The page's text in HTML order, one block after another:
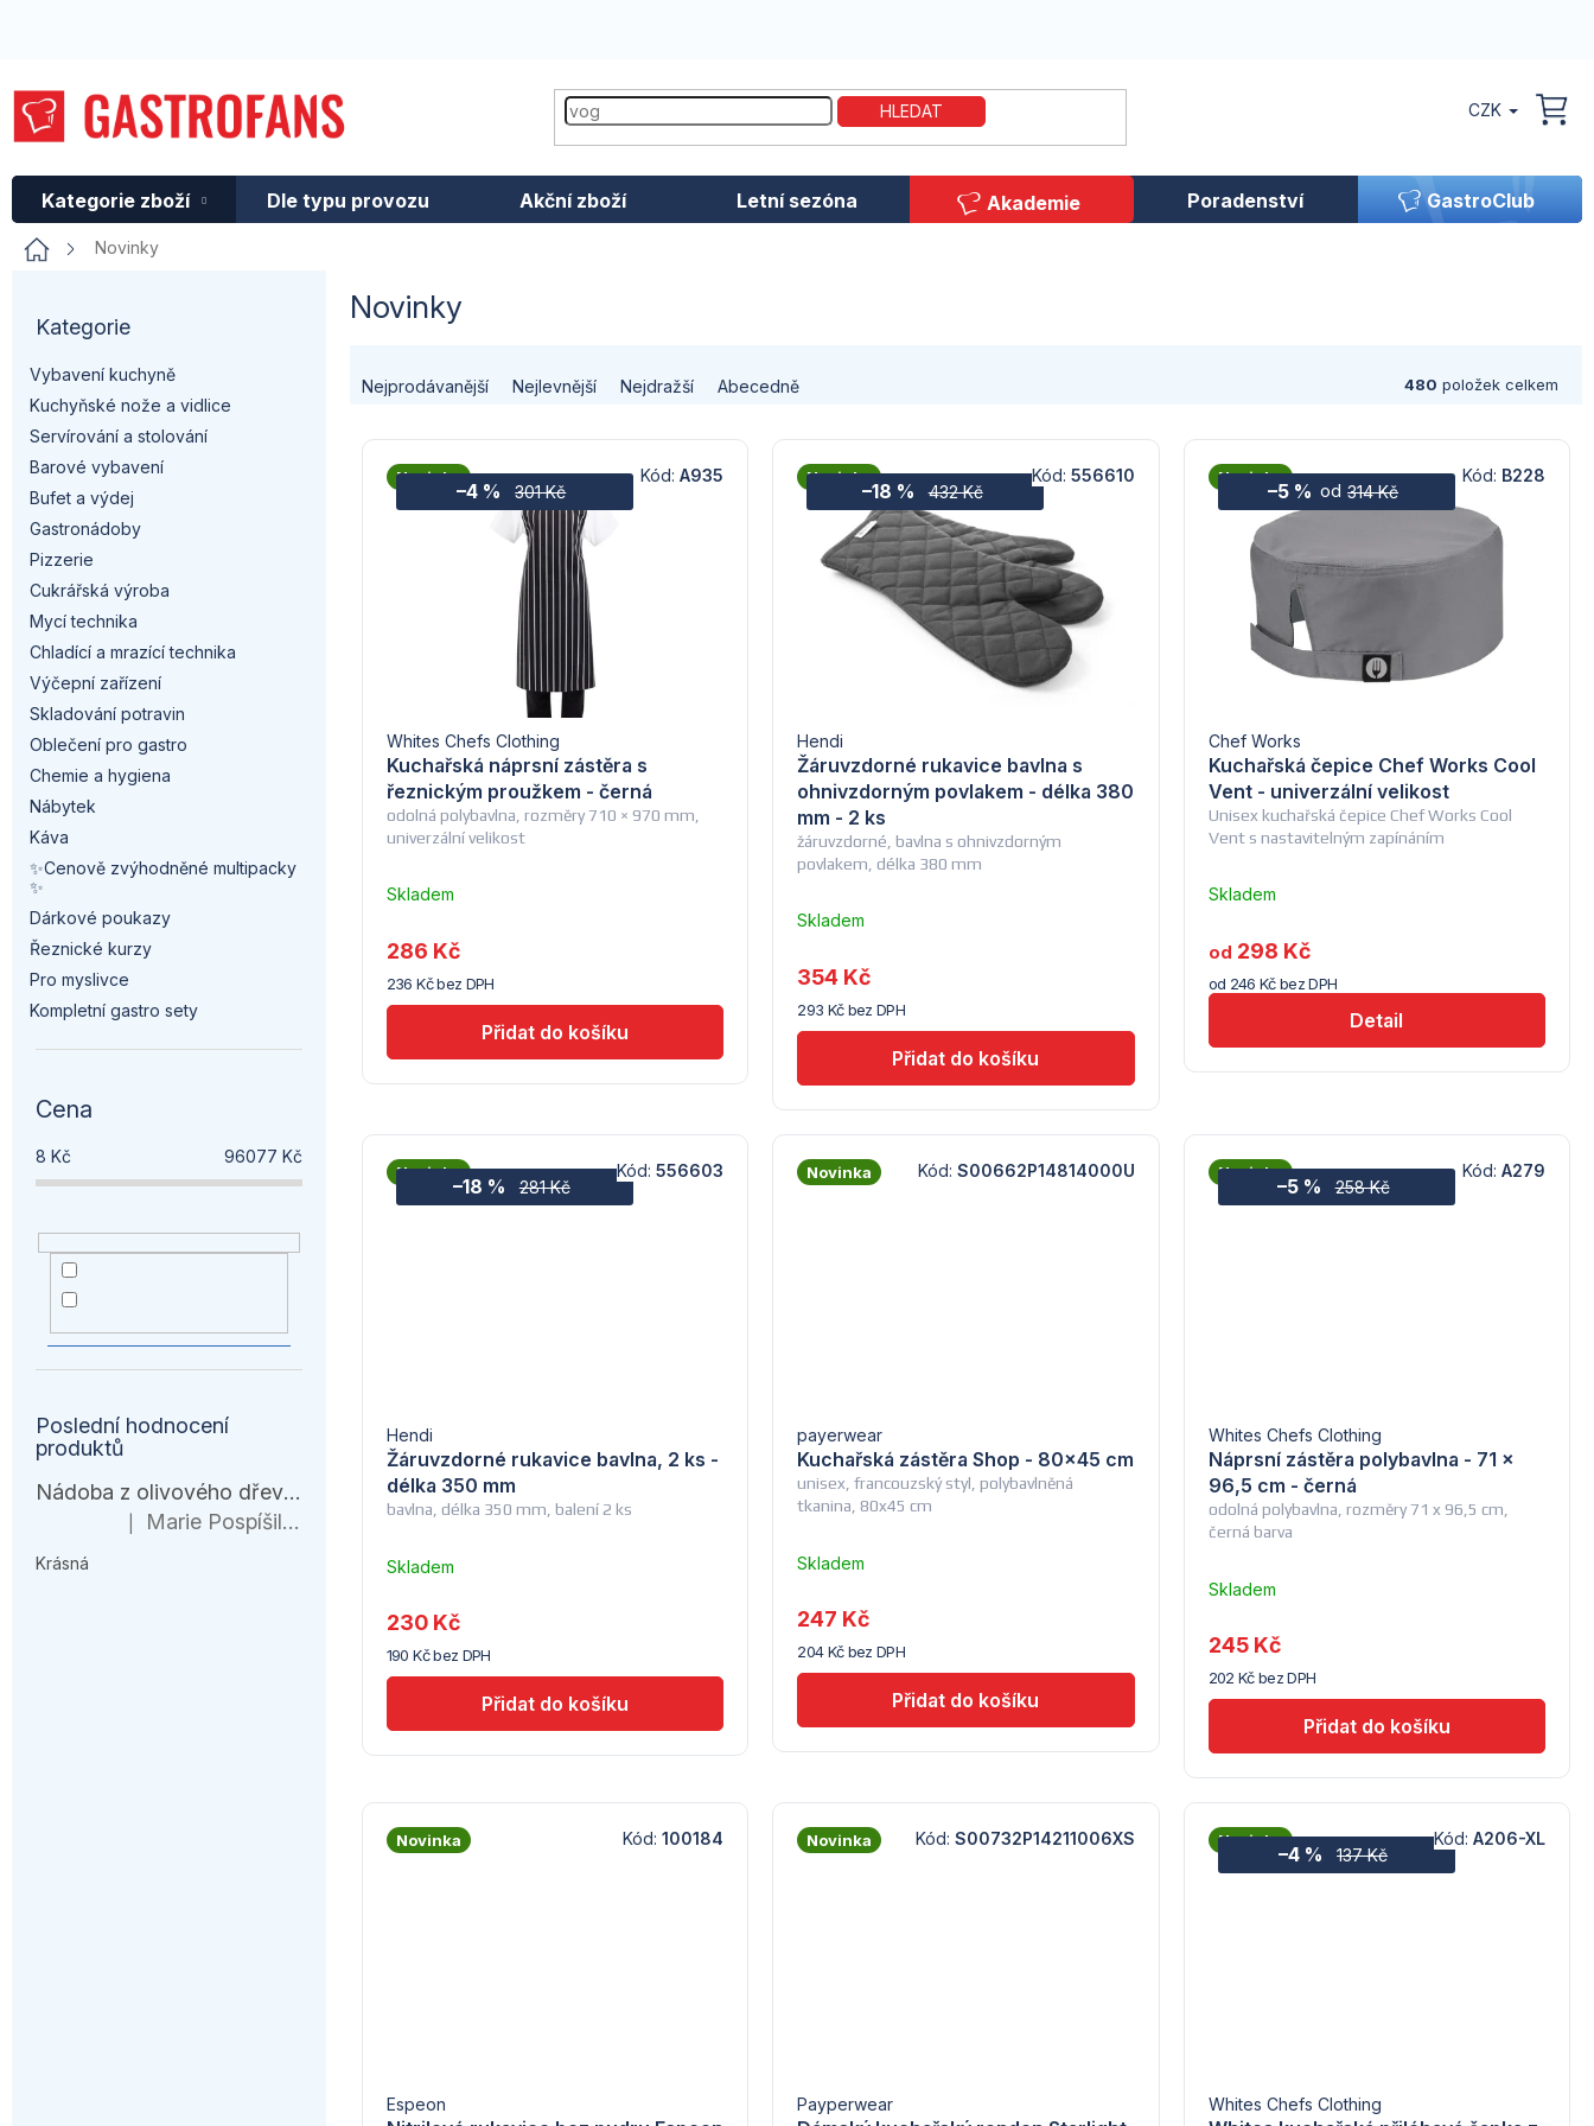
HLEDAT CZK
Kategorie zboží
Dle typu provozu Akční zboží Letní sezóna Akademie Poradenství GastroClub
Domů Novinky
Přeskočit
Kategorie
Vybavení kuchyně
Kuchyňské nože a vidlice
Servírování a stolování
Barové vybavení
Bufet a výdej
Gastronádoby
Pizzerie
Cukrářská výroba
Mycí technika
Chladící a mrazící technika
Výčepní zařízení
Skladování potravin
Oblečení pro gastro
Chemie a hygiena
Nábytek
Káva
✨Cenově zvýhodněné multipacky
✨
Dárkové poukazy
Řeznické kurzy
Pro myslivce
Kompletní gastro sety
Cena
8 Kč 96077 Kč
Akce
Novinka 480
Poslední hodnocení
produktů
Nádoba z olivového dřeva, HENDI, 245x198x(H)194mm
Hodnocení produktu je 5 z 5 hvězdiček.
Marie Pospíšilová
Krásná
Novinky
Nejprodávanější Nejlevnější Nejdražší Abecedně 480 položek celkem
V
Novinka
301 Kč
–4 %
odolná polybavlna, rozměry 710 × 970 mm,
univerzální velikost
Kuchařská náprsní zástěra s
řeznickým proužkem - černá
Whites Chefs Clothing
Skladem
Troubsko
236 Kč bez DPH
286 Kč
Kód:A935 Novinka
432 Kč
–18 %
žáruvzdorné, bavlna s ohnivzdorným
povlakem, délka 380 mm
Žáruvzdorné rukavice bavlna s
ohnivzdorným povlakem - délka 380
mm - 2 ks
Hendi
z
5
hvězdiček.
Skladem
Troubsko
293 Kč bez DPH
354 Kč
Kód: 556610 Novinka
od 314 Kč
–5 %
Unisex kuchařská čepice Chef Works Cool
Vent s nastavitelným zapínáním
Kuchařská čepice Chef Works Cool
Vent - univerzální velikost
Chef Works
Skladem
dodavatele
(10)
od 246 Kč bez DPH
od 298 Kč
Detail
Kód: B228
Novinka
281 Kč
–18 %
bavlna, délka 350 mm, balení 2 ks
Žáruvzdorné rukavice bavlna, 2 ks -
délka 350 mm
Hendi
Skladem
Troubsko
190 Kč bez DPH
230 Kč
Kód:556603 Novinka
unisex, francouzský styl, polybavlněná
tkanina, 80x45 cm
Kuchařská zástěra Shop - 80x45 cm
payerwear
Skladem
dodavatele
(14)
204 Kč bez DPH
247 Kč
Kód: S00662P14814000U Novinka
258 Kč
–5 %
odolná polybavlna, rozměry 71 x 96,5 cm,
černá barva
Náprsní zástěra polybavlna - 71 x
96,5 cm - černá
Whites Chefs Clothing
z
5
hvězdiček.
Skladem
Troubsko
202 Kč bez DPH
245 Kč
Kód: A279
Novinka
Espeon
Kód:100184 Novinka
Payperwear
Kód: S00732P14211006XS Novinka
137 Kč
–4 %
Whites Chefs Clothing
Kód: A206-XL